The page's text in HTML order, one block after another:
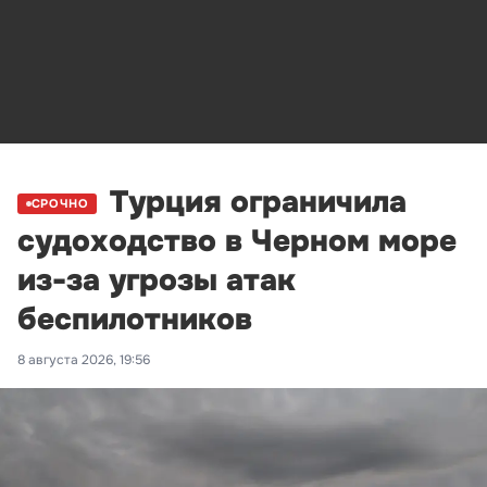
СРОЧНО
Турция ограничила
судоходство в Черном море
из-за угрозы атак
беспилотников
8 августа 2026, 19:56